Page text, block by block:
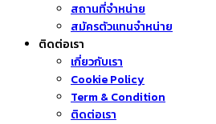
สถานที่จำหน่าย
สมัครตัวแทนจำหน่าย
ติดต่อเรา
เกี่ยวกับเรา
Cookie Policy
Term & Condition
ติดต่อเรา